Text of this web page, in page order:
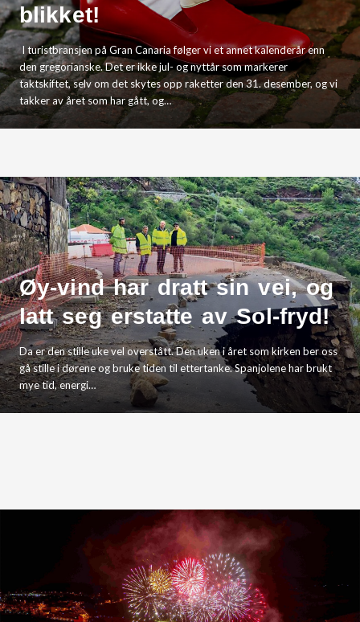
blikket!
I turistbransjen på Gran Canaria følger vi et annet kalenderår enn
den gregorianske. Det er ikke jul- og nyttår som markerer
taktskiftet, selv om det skytes opp raketter den 31. desember, og vi
takker av året som har gått, og…
Øy-vind har dratt sin vei, og
latt seg erstatte av Sol-fryd!
Da er den stille uke vel overstått. Den uken i året som kirken ber oss
gå stille i dørene og bruke tiden til ettertanke. Spanjolene har brukt
mye tid, energi…